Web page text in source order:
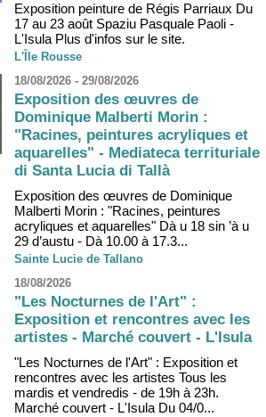
Exposition peinture de Régis Parriaux Du
17 au 23 août Spaziu Pasquale Paoli -
L'Isula Plus d'infos sur le site.
L'Île Rousse
18/08/2026 - 29/08/2026
Exposition des œuvres de
Dominique Malberti Morin :
"Racines, peintures acryliques et
aquarelles" - Mediateca territuriale
di Santa Lucia di Tallà
Exposition des œuvres de Dominique
Malberti Morin : "Racines, peintures
acryliques et aquarelles" Dà u 18 sin ’à u
29 d’austu - Dà 10.00 à 17.3...
Sainte Lucie de Tallano
18/08/2026
"Les Nocturnes de l'Art" :
Exposition et rencontres avec les
artistes - Marché couvert - L'Isula
"Les Nocturnes de l'Art" : Exposition et
rencontres avec les artistes Tous les
mardis et vendredis - de 19h à 23h.
Marché couvert - L'Isula Du 04/0...